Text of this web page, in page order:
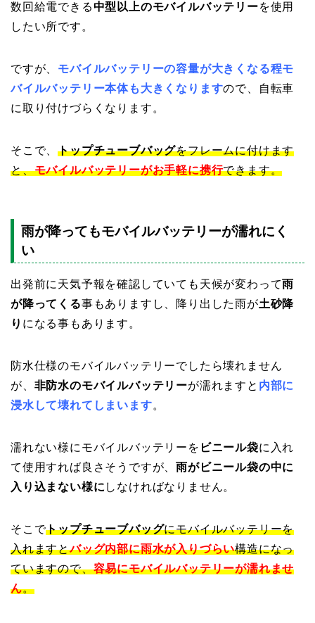
数回給電できる中型以上のモバイルバッテリーを使用
したい所です。
ですが、 モバイルバッテリーの容量が大きくなる程モ
バイルバッテリー本体も大きくなりますので、自転車
に取り付けづらくなります。
そこで、トップチューブバッグをフレームに付けます
と、モバイルバッテリーがお手軽に携行できます。
雨が降ってもモバイルバッテリーが濡れにく
い
出発前に天気予報を確認していても天候が変わって雨
が降ってくる事もありますし、降り出した雨が土砂降
り になる事もあります。
防水仕様のモバイルバッテリーでしたら壊れません
が、 非防水のモバイルバッテリーが濡れますと 内部に
浸水して壊れてしまいます。
濡れない様にモバイルバッテリーを ビニール袋に入れ
て使用すれば良さそうですが、雨がビニール袋の中に
入り込まない様に しなければなりません。
そこでトップチューブバッグにモバイルバッテリーを
入れますとバッグ内部に雨水が入りづらい構造になっ
ていますので、容易にモバイルバッテリーが濡れませ
ん。